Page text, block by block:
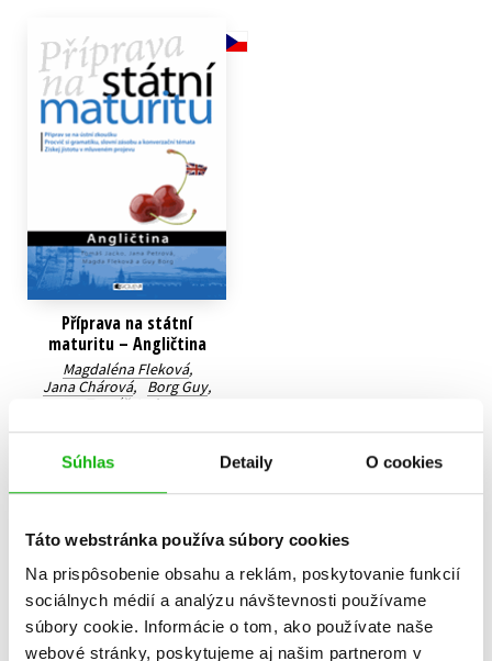
Súhlas Detaily O cookies
Táto webstránka používa súbory cookies
Na prispôsobenie obsahu a reklám, poskytovanie funkcií
sociálnych médií a analýzu návštevnosti používame
súbory cookie. Informácie o tom, ako používate naše
webové stránky, poskytujeme aj našim partnerom v
Učebnice
Výchova a pedagogika
Zdravie a životný štýl
Příprava na státní
maturitu – Angličtina
Magdaléna Fleková,
Jana Chárová, Borg Guy,
Tomáš Jacko
6,79 €
Do košíka
Zobraz záznamov
Zobrazujem 1 až 1 z celkových 1 záznamov